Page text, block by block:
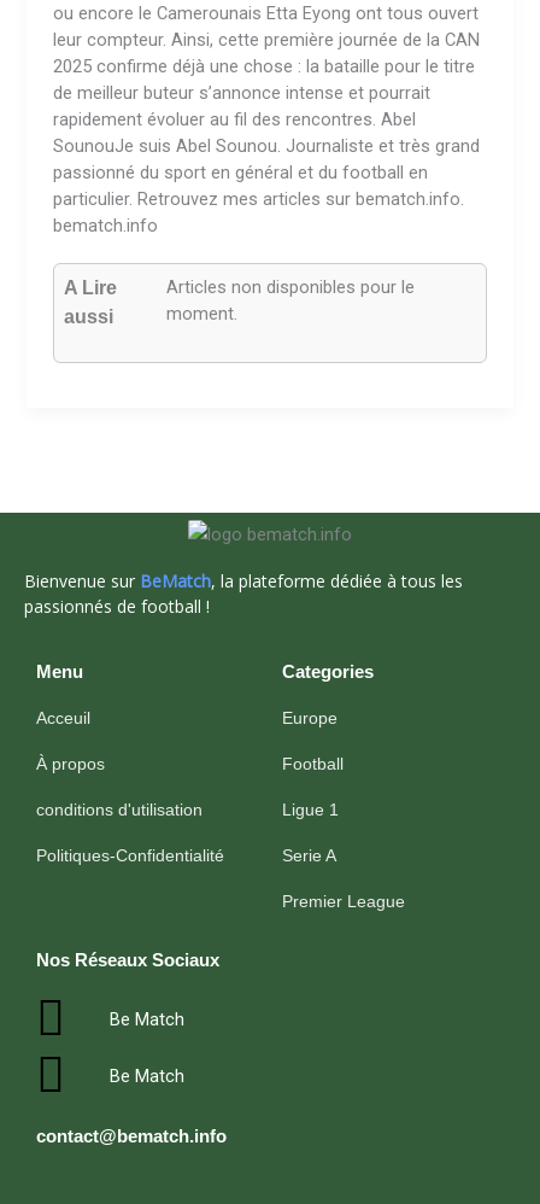
ou encore le Camerounais Etta Eyong ont tous ouvert
leur compteur. Ainsi, cette première journée de la CAN
2025 confirme déjà une chose : la bataille pour le titre
de meilleur buteur s’annonce intense et pourrait
rapidement évoluer au fil des rencontres. Abel
SounouJe suis Abel Sounou. Journaliste et très grand
passionné du sport en général et du football en
particulier. Retrouvez mes articles sur bematch.info.
bematch.info
A Lire
aussi
Articles non disponibles pour le
moment.
Bienvenue sur BeMatch, la plateforme dédiée à tous les
passionnés de football !
Menu
Acceuil
À propos
conditions d'utilisation
Politiques-Confidentialité
Categories
Europe
Football
Ligue 1
Serie A
Premier League
Nos Réseaux Sociaux
Be Match
Be Match
contact@bematch.info